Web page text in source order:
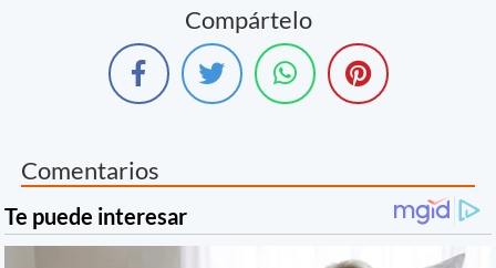
Compártelo
Comentarios